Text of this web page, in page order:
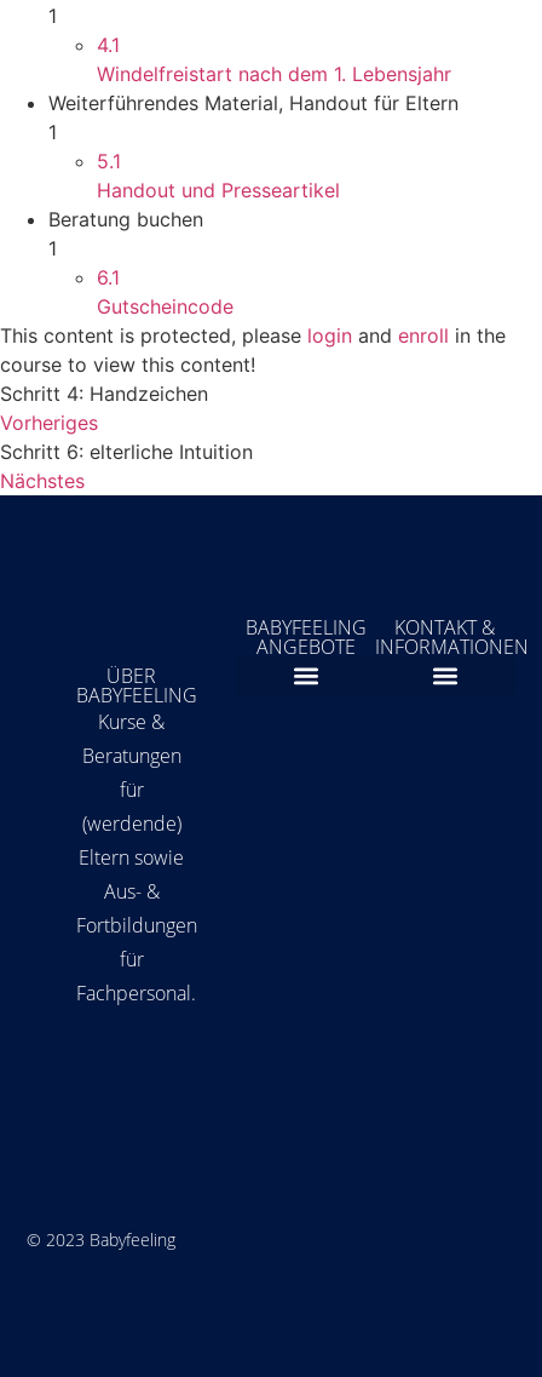
1
4.1
Windelfreistart nach dem 1. Lebensjahr
Weiterführendes Material, Handout für Eltern
1
5.1
Handout und Presseartikel
Beratung buchen
1
6.1
Gutscheincode
This content is protected, please login and enroll in the
course to view this content!
Schritt 4: Handzeichen
Vorheriges
Schritt 6: elterliche Intuition
Nächstes
ÜBER
BABYFEELING
Kurse &
Beratungen
für
(werdende)
Eltern sowie
Aus- &
Fortbildungen
für
Fachpersonal.
BABYFEELING
ANGEBOTE
KONTAKT &
INFORMATIONEN
© 2023 Babyfeeling